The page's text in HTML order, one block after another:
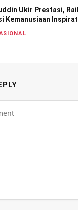
Ukir Prestasi,
Kemanusiaan